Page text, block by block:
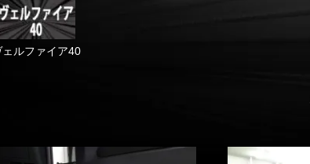
ェルファイア40